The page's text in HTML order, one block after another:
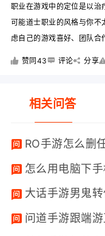
职业在游戏中的定位是以治
可能道士职业的风格与你不
虑自己的游戏喜好、团队合
赞同43 评论 分享
相关问答
RO手游怎么删
怎么用电脑下
大话手游男鬼
问道手游跟端